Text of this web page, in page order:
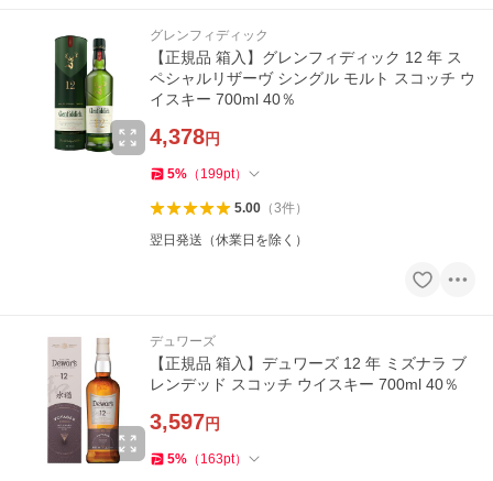
グレンフィディック
【正規品 箱入】グレンフィディック 12 年 ス
ペシャルリザーヴ シングル モルト スコッチ ウ
イスキー 700ml 40％
4,378円
5% （ 199pt）
5.00（3件）
翌日発送（休業日を除く）
デュワーズ
【正規品 箱入】デュワーズ 12 年 ミズナラ ブ
レンデッド スコッチ ウイスキー 700ml 40％
3,597円
5% （ 163pt）